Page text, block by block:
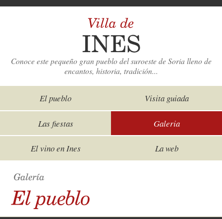
Conoce este pequeño gran pueblo del suroeste de Soria lleno de
encantos, historia, tradición...
El pueblo Visita guiada
Las fiestas Galeria
El vino en Ines La web